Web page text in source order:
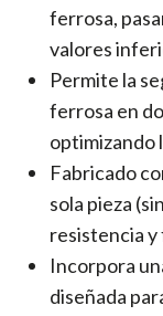
ferrosa,
valores
Permite la
ferrosa en
optimizando
Fabricado
sola pieza
resistencia
Incorpora
diseñada